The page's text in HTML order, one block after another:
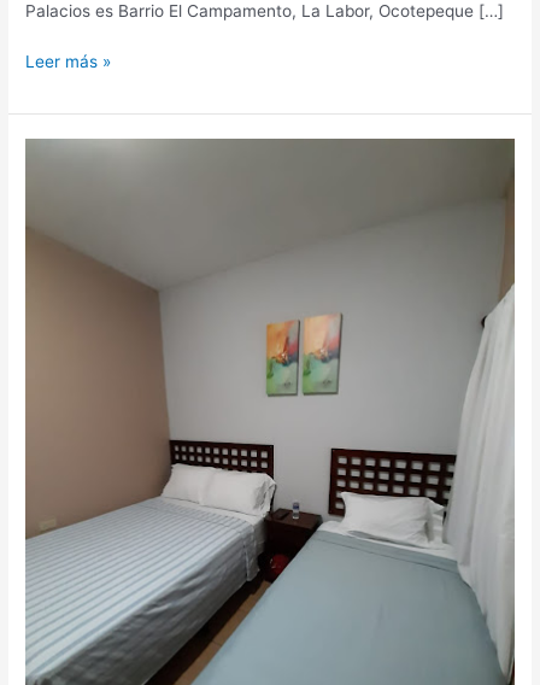
Palacios es Barrio El Campamento, La Labor, Ocotepeque […]
Leer más »